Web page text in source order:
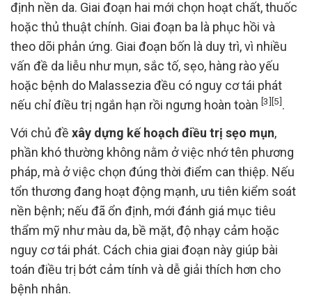
định nền da. Giai đoạn hai mới chọn hoạt chất, thuốc
hoặc thủ thuật chính. Giai đoạn ba là phục hồi và
theo dõi phản ứng. Giai đoạn bốn là duy trì, vì nhiều
vấn đề da liễu như mụn, sắc tố, sẹo, hàng rào yếu
hoặc bệnh do Malassezia đều có nguy cơ tái phát
nếu chỉ điều trị ngắn hạn rồi ngưng hoàn toàn [3] [5].
Với chủ đề xây dựng kế hoạch điều trị sẹo mụn,
phần khó thường không nằm ở việc nhớ tên phương
pháp, mà ở việc chọn đúng thời điểm can thiệp. Nếu
tổn thương đang hoạt động mạnh, ưu tiên kiểm soát
nền bệnh; nếu đã ổn định, mới đánh giá mục tiêu
thẩm mỹ như màu da, bề mặt, độ nhạy cảm hoặc
nguy cơ tái phát. Cách chia giai đoạn này giúp bài
toán điều trị bớt cảm tính và dễ giải thích hơn cho
bệnh nhân.